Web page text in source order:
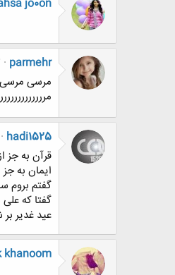
jo0on
parmehr
مرسی مرسی
hadi1525
قرآن به جز
ایمان به
گفتم بروم
گفتا که علی
عید غدیر
khanoom